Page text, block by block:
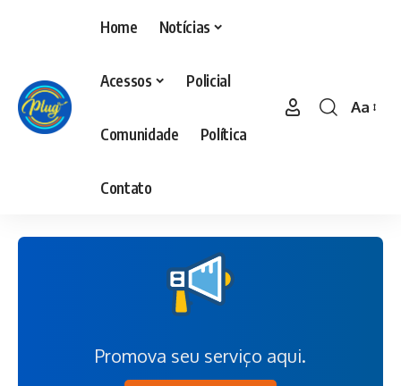
Home Notícias
Acessos Policial
Comunidade Política
Contato
Aa
Promova seu serviço aqui.